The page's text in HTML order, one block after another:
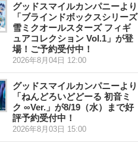
グッドスマイルカンパニーより
「ブラインドボックスシリーズ
雪ミクオールスターズ フィギ
ュアコレクション Vol.1」が登
場！ご予約受付中！
2026年8月04日 12:00
グッドスマイルカンパニーより
「ねんどろいどどーる 初音ミ
ク ∞Ver.」が8/19（水）まで好
評予約受付中！
2026年8月03日 15:00